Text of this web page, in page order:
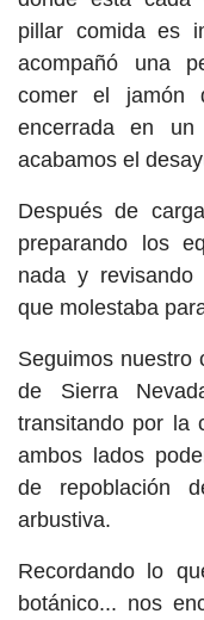
pillar comida es
acompañó una
comer el jamón
encerrada en
acabamos el
Después de
preparando los
nada y
que molestaba
Seguimos nuestro
de Sierra
transitando por la
ambos lados
de repoblación
arbustiva.
Recordando lo
botánico... nos